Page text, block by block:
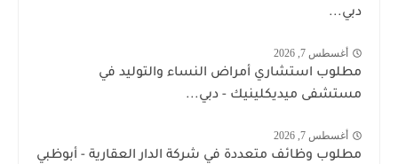
دبي...
أغسطس 7, 2026
مطلوب استشاري أمراض النساء والتوليد في
مستشفى ميديكلينيك - دبي...
أغسطس 7, 2026
مطلوب وظائف متعددة في شركة الدار العقارية - أبوظبي